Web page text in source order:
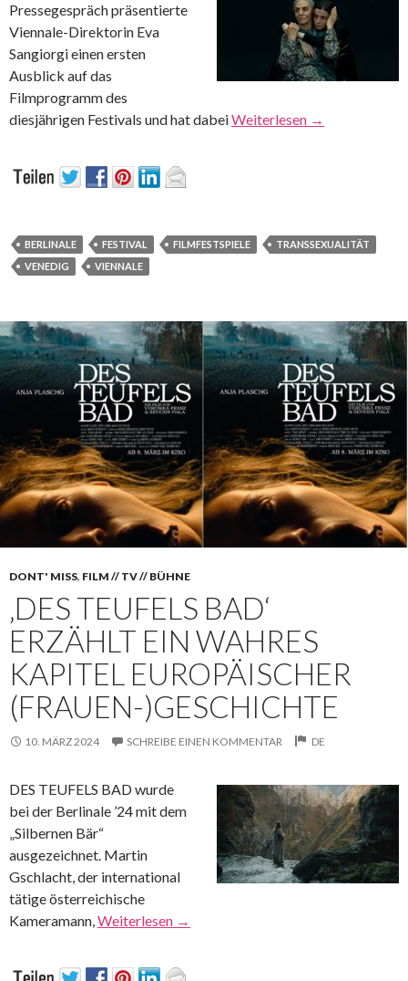
Pressegespräch präsentierte
Viennale-Direktorin Eva
Sangiorgi einen ersten
Ausblick auf das
Filmprogramm des
diesjährigen Festivals und hat dabeiWeiterlesen →
BERLINALE FESTIVAL FILMFESTSPIELE
TRANSSEXUALITÄT
VENEDIG
VIENNALE
DONT' MISS, FILM // TV // BÜHNE
‚DES TEUFELS BAD‘
ERZÄHLT EIN WAHRES
KAPITEL EUROPÄISCHER
(FRAUEN-)GESCHICHTE
10. MÄRZ 2024 SCHREIBE EINEN KOMMENTAR DE
DES TEUFELS BAD wurde
bei der Berlinale ’24 mit dem
„Silbernen Bär“
ausgezeichnet. Martin
Gschlacht, der international
tätige österreichische
Kameramann,Weiterlesen →